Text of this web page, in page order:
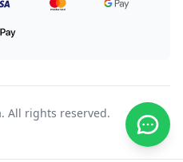
All rights reserved.